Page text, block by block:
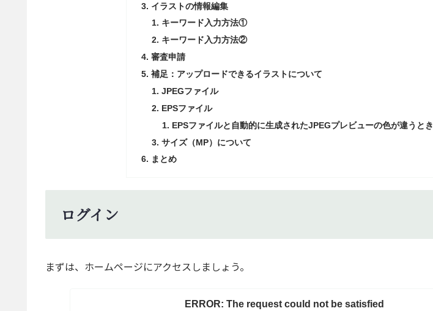
イラストの情報編集
キーワード入力方法①
キーワード入力方法②
審査申請
補足：アップロードできるイラストについて
JPEGファイル
EPSファイル
EPSファイルと自動的に生成されたJPEGプレビューの色が違うとき
サイズ（MP）について
まとめ
ログイン
まずは、ホームページにアクセスしましょう。
ERROR: The request could not be satisfied